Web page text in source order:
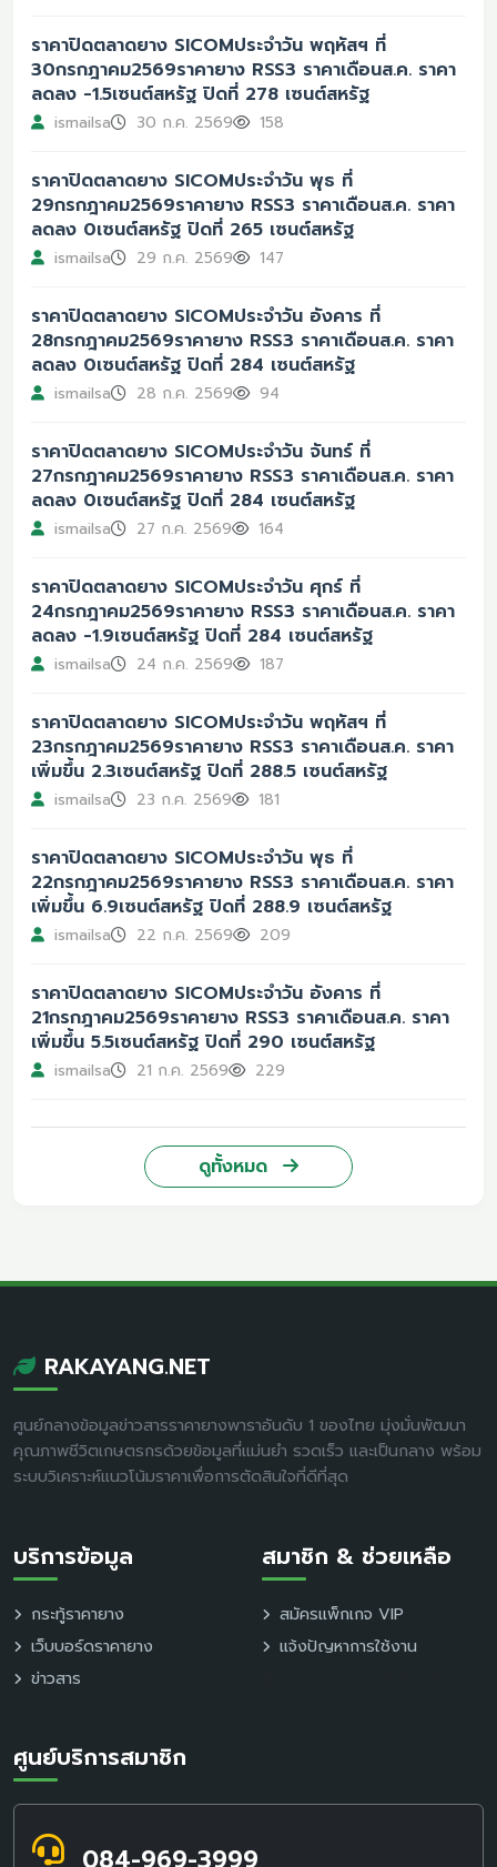
ราคาปิดตลาดยาง SICOMประจำวัน พฤหัสฯ ที่
30กรกฎาคม2569ราคายาง RSS3 ราคาเดือนส.ค. ราคา
ลดลง -1.5เซนต์สหรัฐ ปิดที่ 278 เซนต์สหรัฐ
ismailsa 30 ก.ค. 2569 158
ราคาปิดตลาดยาง SICOMประจำวัน พุธ ที่
29กรกฎาคม2569ราคายาง RSS3 ราคาเดือนส.ค. ราคา
ลดลง 0เซนต์สหรัฐ ปิดที่ 265 เซนต์สหรัฐ
ismailsa 29 ก.ค. 2569 147
ราคาปิดตลาดยาง SICOMประจำวัน อังคาร ที่
28กรกฎาคม2569ราคายาง RSS3 ราคาเดือนส.ค. ราคา
ลดลง 0เซนต์สหรัฐ ปิดที่ 284 เซนต์สหรัฐ
ismailsa 28 ก.ค. 2569 94
ราคาปิดตลาดยาง SICOMประจำวัน จันทร์ ที่
27กรกฎาคม2569ราคายาง RSS3 ราคาเดือนส.ค. ราคา
ลดลง 0เซนต์สหรัฐ ปิดที่ 284 เซนต์สหรัฐ
ismailsa 27 ก.ค. 2569 164
ราคาปิดตลาดยาง SICOMประจำวัน ศุกร์ ที่
24กรกฎาคม2569ราคายาง RSS3 ราคาเดือนส.ค. ราคา
ลดลง -1.9เซนต์สหรัฐ ปิดที่ 284 เซนต์สหรัฐ
ismailsa 24 ก.ค. 2569 187
ราคาปิดตลาดยาง SICOMประจำวัน พฤหัสฯ ที่
23กรกฎาคม2569ราคายาง RSS3 ราคาเดือนส.ค. ราคา
เพิ่มขึ้น 2.3เซนต์สหรัฐ ปิดที่ 288.5 เซนต์สหรัฐ
ismailsa 23 ก.ค. 2569 181
ราคาปิดตลาดยาง SICOMประจำวัน พุธ ที่
22กรกฎาคม2569ราคายาง RSS3 ราคาเดือนส.ค. ราคา
เพิ่มขึ้น 6.9เซนต์สหรัฐ ปิดที่ 288.9 เซนต์สหรัฐ
ismailsa 22 ก.ค. 2569 209
ราคาปิดตลาดยาง SICOMประจำวัน อังคาร ที่
21กรกฎาคม2569ราคายาง RSS3 ราคาเดือนส.ค. ราคา
เพิ่มขึ้น 5.5เซนต์สหรัฐ ปิดที่ 290 เซนต์สหรัฐ
ismailsa 21 ก.ค. 2569 229
ดูทั้งหมด
RAKAYANG.NET
ศูนย์กลางข้อมูลข่าวสารราคายางพาราอันดับ 1 ของไทย มุ่งมั่นพัฒนา
คุณภาพชีวิตเกษตรกรด้วยข้อมูลที่แม่นยำ รวดเร็ว และเป็นกลาง พร้อม
ระบบวิเคราะห์แนวโน้มราคาเพื่อการตัดสินใจที่ดีที่สุด
บริการข้อมูล
กระทู้ราคายาง
เว็บบอร์ดราคายาง
ข่าวสาร
สมาชิก & ช่วยเหลือ
สมัครแพ็กเกจ VIP
แจ้งปัญหาการใช้งาน
ศูนย์บริการสมาชิก